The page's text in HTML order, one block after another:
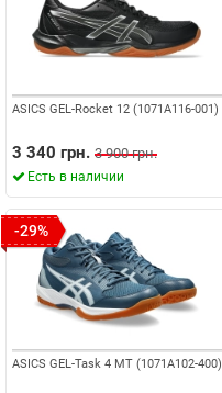
ASICS GEL-Rocket 12 (1071A116-001)
3 340 грн. 3 900 грн.
Есть в наличии
-29%
ASICS GEL-Task 4 MT (1071A102-400)